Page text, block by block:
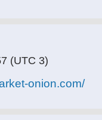
(UTC 3)
onion.com/